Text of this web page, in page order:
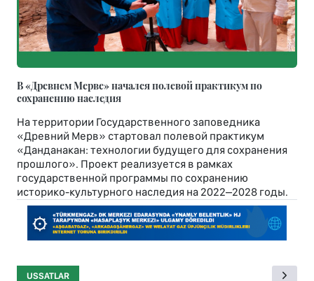
В «Древнем Мерве» начался полевой практикум по
сохранению наследия
На территории Государственного заповедника
«Древний Мерв» стартовал полевой практикум
«Данданакан: технологии будущего для сохранения
прошлого». Проект реализуется в рамках
государственной программы по сохранению
историко-культурного наследия на 2022–2028 годы.
USSATLAR